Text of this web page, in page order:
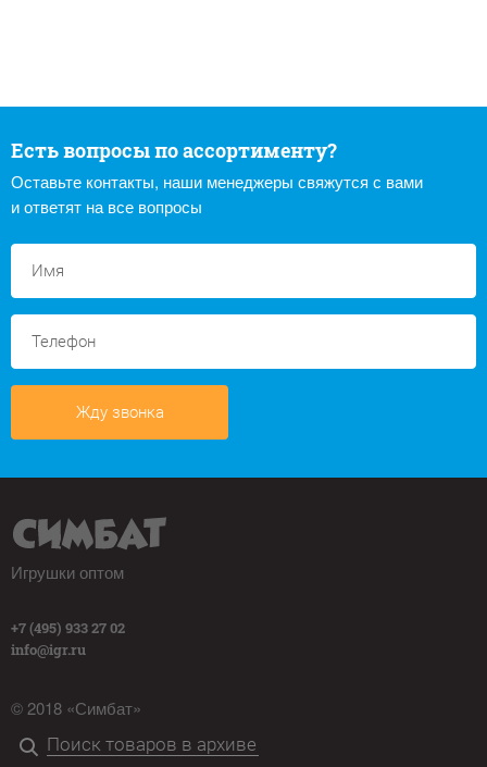
Есть вопросы по ассортименту?
Оставьте контакты, наши менеджеры свяжутся с вами
и ответят на все вопросы
Жду звонка
Игрушки оптом
+7 (495) 933 27 02
info@igr.ru
© 2018 «Симбат»